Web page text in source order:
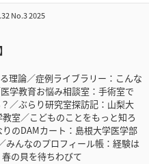
No.3 2025
理論／症例ライブラリー：こんな
学教育お悩み相談室：手術室で
／ぶらり研究室探訪記：山梨大
室／こどものことをもっと知ろ
のDAMカート：島根大学医学部
みんなのプロフィール帳：経験は
の貝を待ちわびて